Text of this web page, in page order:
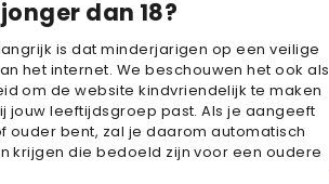
dan 18?
is dat minderjarigen op een veilige
het internet. We beschouwen het ook als
om de website kindvriendelijk te maken
jouw leeftijdsgroep past. Als je aangeeft
ouder bent, zal je daarom automatisch
krijgen die bedoeld zijn voor een oudere
2 Marble Sort